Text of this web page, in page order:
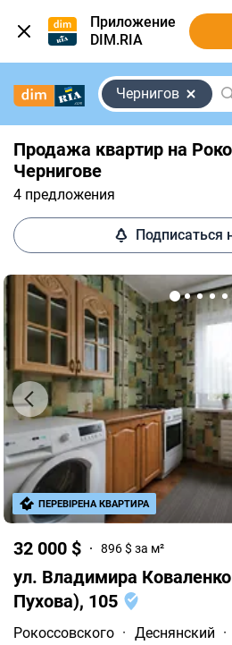
Приложение
DIM.RIA
Чернигов
Продажа квартир на
Чернигове
4 предложения
Подписаться
32 000 $ 896 $ за м²
ул. Владимира
Пухова), 105
Рокоссовского · Деснянский ·
ПЕРЕВІРЕНА КВАРТИРА